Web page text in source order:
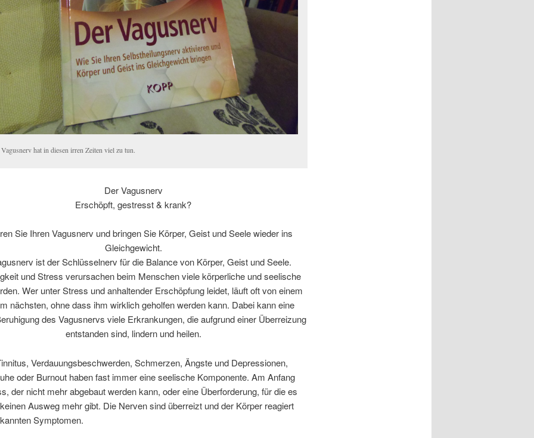
hat in diesen irren Zeiten viel zu tun.
Der Vagusnerv
Erschöpft, gestresst & krank?
Sie Ihren Vagusnerv und bringen Sie Körper, Geist und Seele wieder ins
Gleichgewicht.
ist der Schlüsselnerv für die Balance von Körper, Geist und Seele.
und Stress verursachen beim Menschen viele körperliche und seelische
Wer unter Stress und anhaltender Erschöpfung leidet, läuft oft von einem
nächsten, ohne dass ihm wirklich geholfen werden kann. Dabei kann eine
des Vagusnervs viele Erkrankungen, die aufgrund einer Überreizung
entstanden sind, lindern und heilen.
Verdauungsbeschwerden, Schmerzen, Ängste und Depressionen,
oder Burnout haben fast immer eine seelische Komponente. Am Anfang
der nicht mehr abgebaut werden kann, oder eine Überforderung, für die es
Ausweg mehr gibt. Die Nerven sind überreizt und der Körper reagiert
Symptomen.